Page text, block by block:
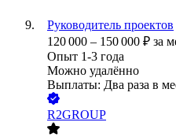
Руководитель проектов
120 000 – 150 000 ₽ за
Опыт 1-3 года
Можно удалённо
Выплаты: Два раза в
R2GROUP